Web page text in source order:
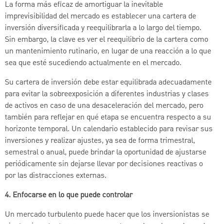
La forma más eficaz de amortiguar la inevitable
imprevisibilidad del mercado es establecer una cartera de
inversión diversificada y reequilibrarla a lo largo del tiempo.
Sin embargo, la clave es ver el reequilibrio de la cartera como
un mantenimiento rutinario, en lugar de una reacción a lo que
sea que esté sucediendo actualmente en el mercado.
Su cartera de inversión debe estar equilibrada adecuadamente
para evitar la sobreexposición a diferentes industrias y clases
de activos en caso de una desaceleración del mercado, pero
también para reflejar en qué etapa se encuentra respecto a su
horizonte temporal. Un calendario establecido para revisar sus
inversiones y realizar ajustes, ya sea de forma trimestral,
semestral o anual, puede brindar la oportunidad de ajustarse
periódicamente sin dejarse llevar por decisiones reactivas o
por las distracciones externas.
4. Enfocarse en lo que puede controlar
Un mercado turbulento puede hacer que los inversionistas se